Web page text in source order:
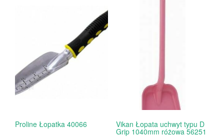
Proline Łopatka 40066 Vikan Łopata uchwyt typu D
Grip 1040mm różowa 56251